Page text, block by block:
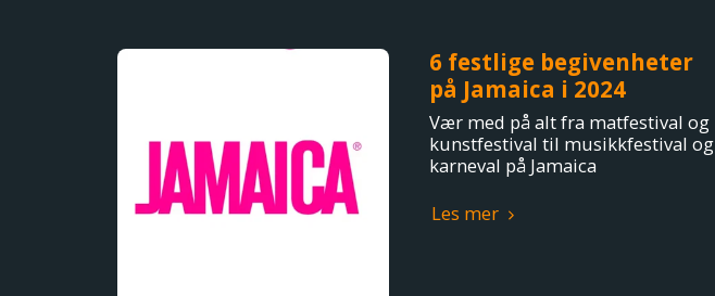
6 festlige begivenheter
på Jamaica i 2024
Vær med på alt fra matfestival og
kunstfestival til musikkfestival og
karneval på Jamaica
Les mer